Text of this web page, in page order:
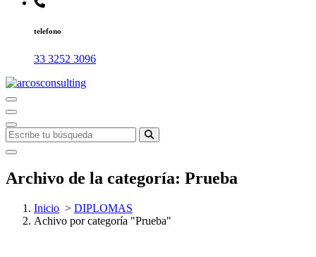
telefono
33 3252 3096
Archivo de la categoría: Prueba
Inicio > DIPLOMAS
Achivo por categoría "Prueba"